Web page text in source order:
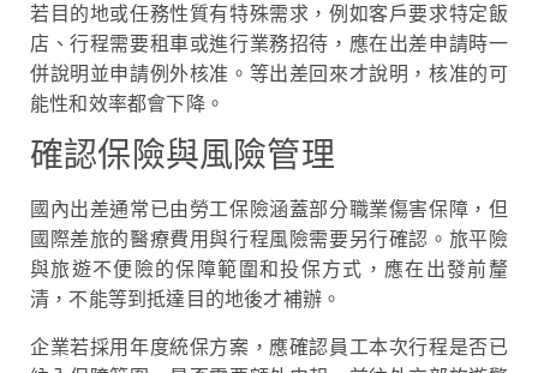
若目的地或任務性質有特殊需求，例如客戶要求特定飯
店、行程需要租車或進行業務招待，應在出差申請時一
併說明並申請例外核准。等出差回來才說明，核准的可
能性和效率都會下降。
確認保險與風險管理
國內出差通常已由勞工保險涵蓋部分職業傷害保障，但
國際差旅的醫療費用與行程風險需要另行確認。旅平險
與旅遊不便險的保障範圍和投保方式，應在出發前釐
清，不能等到抵達目的地後才補辦。
企業若採用年度統保方案，應確認員工本次行程是否已